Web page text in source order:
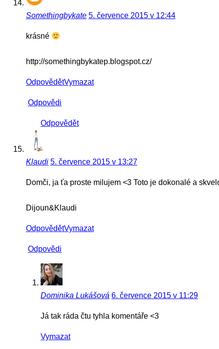
Somethingbykate 5. července 2015 v 12:44
krásné
http://somethingbykatep.blogspot.cz/
OdpovědětVymazat
Odpovědi
Odpovědět
Klaudi 5. července 2015 v 13:27
Domči, ja ťa proste milujem <3 Toto je dokonalé a
Dijoun&Klaudi
OdpovědětVymazat
Odpovědi
Dominika Lukášová 6. července 2015 v 11:29
Já tak ráda čtu tyhla komentáře <3
Vymazat